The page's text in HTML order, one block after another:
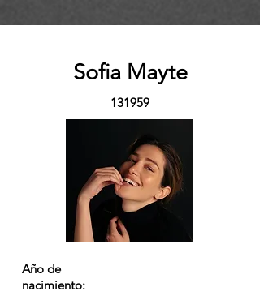
Sofia Mayte
131959
Año de
nacimiento: